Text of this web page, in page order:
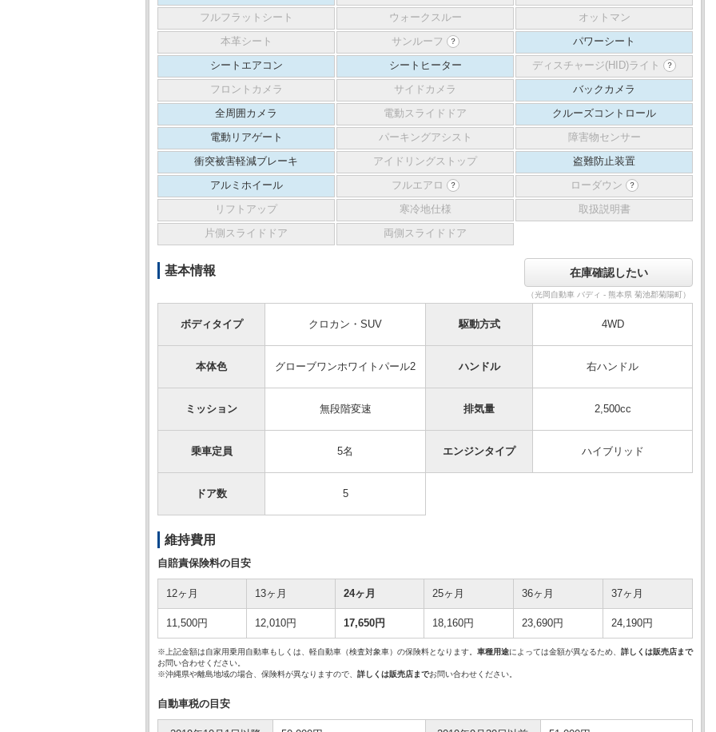
フルフラットシート
ウォークスルー
オットマン
本革シート
サンルーフ ？
パワーシート
シートエアコン
シートヒーター ディスチャージ(HID)ライト ？
フロントカメラ サイドカメラ
バックカメラ
全周囲カメラ
電動スライドドア
クルーズコントロール
電動リアゲート
パーキングアシスト
障害物センサー
衝突被害軽減ブレーキ
アイドリングストップ
盗難防止装置
アルミホイール
フルエアロ ？ ローダウン ？
リフトアップ 寒冷地仕様
取扱説明書
片側スライドドア
両側スライドドア
基本情報
（光岡自動車 バディ - 熊本県 菊池郡菊陽町）
ボディタイプ クロカン・SUV 駆動方式 4WD
本体色 グローブワンホワイトパール2 ハンドル 右ハンドル
ミッション 無段階変速 排気量 2,500cc
乗車定員 5名 エンジンタイプ ハイブリッド
ドア数 5
維持費用
自賠責保険料の目安
12ヶ月 13ヶ月 24ヶ月 25ヶ月 36ヶ月 37ヶ月
11,500円 12,010円 17,650円 18,160円 23,690円 24,190円
※上記金額は自家用乗用自動車もしくは、軽自動車（検査対象車）の保険料となります。 車種用途によっては金額が異なるため、 詳しくは販売店まで
お問い合わせください。
※沖縄県や離島地域の場合、保険料が異なりますので、 詳しくは販売店までお問い合わせください。
自動車税の目安